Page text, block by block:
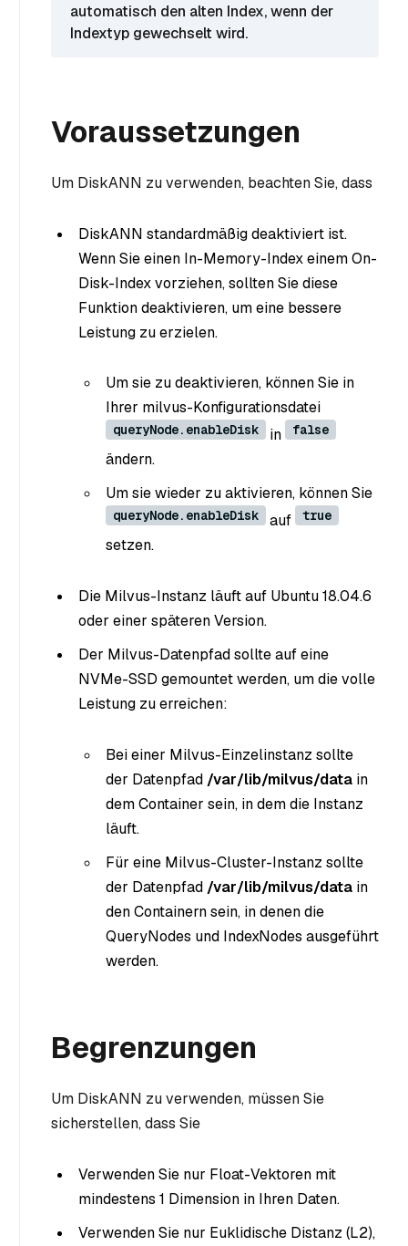
automatisch den alten Index, wenn der
Indextyp gewechselt wird.
Voraussetzungen
Um DiskANN zu verwenden, beachten Sie, dass
DiskANN standardmäßig deaktiviert ist.
Wenn Sie einen In-Memory-Index einem On-
Disk-Index vorziehen, sollten Sie diese
Funktion deaktivieren, um eine bessere
Leistung zu erzielen.
Um sie zu deaktivieren, können Sie in
Ihrer milvus-Konfigurationsdatei
queryNode.enableDisk in false
ändern.
Um sie wieder zu aktivieren, können Sie
queryNode.enableDisk auf true
setzen.
Die Milvus-Instanz läuft auf Ubuntu 18.04.6
oder einer späteren Version.
Der Milvus-Datenpfad sollte auf eine
NVMe-SSD gemountet werden, um die volle
Leistung zu erreichen:
Bei einer Milvus-Einzelinstanz sollte
der Datenpfad /var/lib/milvus/data in
dem Container sein, in dem die Instanz
läuft.
Für eine Milvus-Cluster-Instanz sollte
der Datenpfad /var/lib/milvus/data in
den Containern sein, in denen die
QueryNodes und IndexNodes ausgeführt
werden.
Begrenzungen
Um DiskANN zu verwenden, müssen Sie
sicherstellen, dass Sie
Verwenden Sie nur Float-Vektoren mit
mindestens 1 Dimension in Ihren Daten.
Verwenden Sie nur Euklidische Distanz (L2),